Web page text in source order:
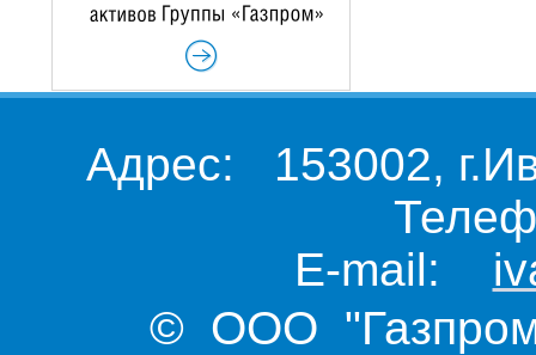
Адрес: 153002,
E-mail:
© ООО "Газпром